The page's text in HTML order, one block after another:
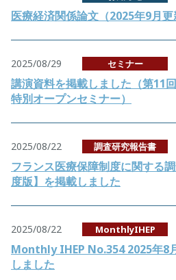
医療経済関係論文（2025年9月
2025/08/29 セミナー
講演資料を掲載しました（第11
特別オープンセミナー）
2025/08/22 調査研究報告書
フランス医療保障制度に関する
度版】を掲載しました
2025/08/22 MonthlyIHEP
Monthly IHEP No.354 2025年8
しました